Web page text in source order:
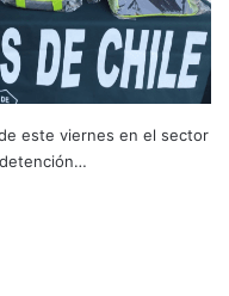
este viernes en el sector